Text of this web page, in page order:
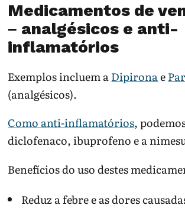
Medicamentos de
– analgésicos e anti-
inflamatórios
Exemplos incluem aDipironae
(analgésicos).
Como anti-inflamatórios,
diclofenaco, ibuprofeno e a
Benefícios do uso destes
Reduz a febre e as dores